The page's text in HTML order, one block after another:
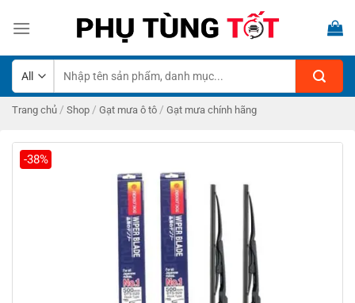
kiếm:
Trang chủ / Shop / Gạt mưa ô tô / Gạt mưa chính hãng
-38%